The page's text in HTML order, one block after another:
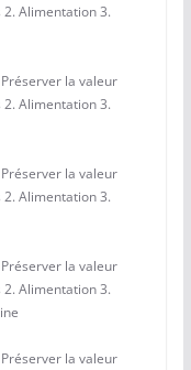
Alimentation 3.
la valeur
Alimentation 3.
la valeur
Alimentation 3.
la valeur
Alimentation 3.
la valeur